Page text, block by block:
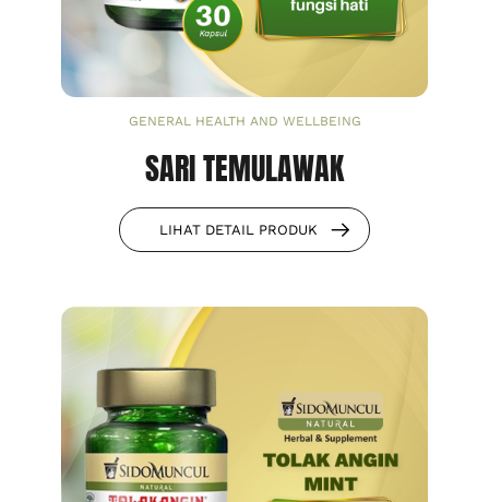
GENERAL HEALTH AND WELLBEING
SARI TEMULAWAK
LIHAT DETAIL PRODUK